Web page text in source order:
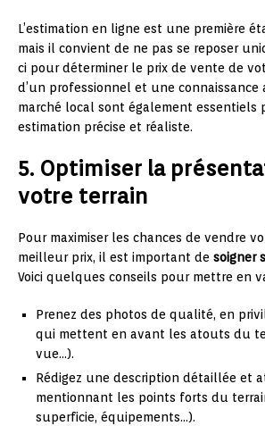
L’estimation en ligne est une première
mais il convient de ne pas se reposer
ci pour déterminer le prix de vente de
d’un professionnel et une
marché local sont également essentiels
estimation précise et réaliste.
5. Optimiser la
votre terrain
Pour maximiser les chances de vendre
meilleur prix, il est important de soigner
Voici quelques conseils pour mettre en
Prenez des photos de qualité, en
qui mettent en avant les atouts du
vue…).
Rédigez une description détaillée et
mentionnant les points forts du
superficie, équipements…).